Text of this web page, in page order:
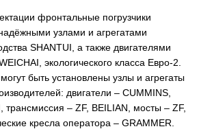
фронтальные погрузчики
узлами и агрегатами
SHANTUI, а также двигателями
экологического класса Евро-2.
быть установлены узлы и агрегаты
двигатели – CUMMINS,
трансмиссия – ZF, BEILIAN, мосты – ZF,
кресла оператора – GRAMMER.